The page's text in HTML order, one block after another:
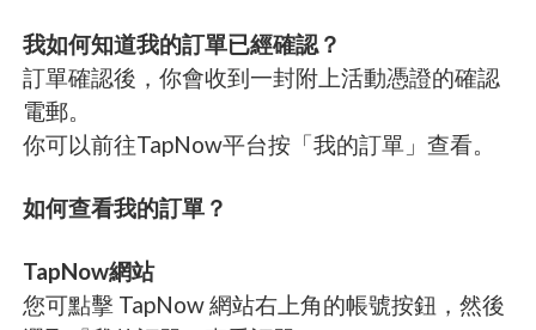
我如何知道我的訂單已經確認？
訂單確認後，你會收到一封附上活動憑證的確認
電郵。
你可以前往TapNow平台按「我的訂單」查看。
如何查看我的訂單？
TapNow網站
您可點擊 TapNow 網站右上角的帳號按鈕，然後